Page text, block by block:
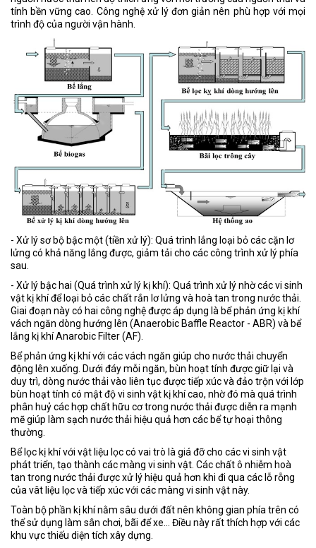
tính bền vững cao. Công nghệ xử lý đơn giản nên phù hợp với mọi
trình độ của người vận hành.
- Xử lý sơ bộ bậc một (tiền xử lý): Quá trình lắng loại bỏ các cặn lơ
lửng có khả năng lắng được, giảm tải cho các công trình xử lý phía
sau.
- Xử lý bậc hai (Quá trình xử lý kị khí): Quá trình xử lý nhờ các vi sinh
vật kị khí để loại bỏ các chất rắn lơ lửng và hoà tan trong nước thải.
Giai đoạn này có hai công nghệ được áp dụng là bể phản ứng kị khí
vách ngăn dòng hướng lên (Anaerobic Baffle Reactor - ABR) và bể
lắng kị khí Anarobic Filter (AF).
Bể phản ứng kị khí với các vách ngăn giúp cho nước thải chuyển
động lên xuống. Dưới đáy mỗi ngăn, bùn hoạt tính được giữ lại và
duy trì, dòng nước thải vào liên tục được tiếp xúc và đảo trộn với lớp
bùn hoạt tính có mật độ vi sinh vật kị khí cao, nhờ đó mà quá trình
phân huỷ các hợp chất hữu cơ trong nước thải được diễn ra mạnh
mẽ giúp làm sạch nước thải hiệu quả hơn các bể tự hoại thông
thường.
Bể lọc kị khí với vật liệu lọc có vai trò là giá đỡ cho các vi sinh vật
phát triển, tạo thành các màng vi sinh vật. Các chất ô nhiễm hoà
tan trong nước thải được xử lý hiệu quả hơn khi đi qua các lỗ rỗng
của vât liệu lọc và tiếp xúc với các màng vi sinh vật này.
Toàn bộ phần kị khí nằm sâu dưới đất nên không gian phía trên có
thể sử dụng làm sân chơi, bãi để xe... Điều này rất thích hợp với các
khu vực thiếu diện tích xây dựng.